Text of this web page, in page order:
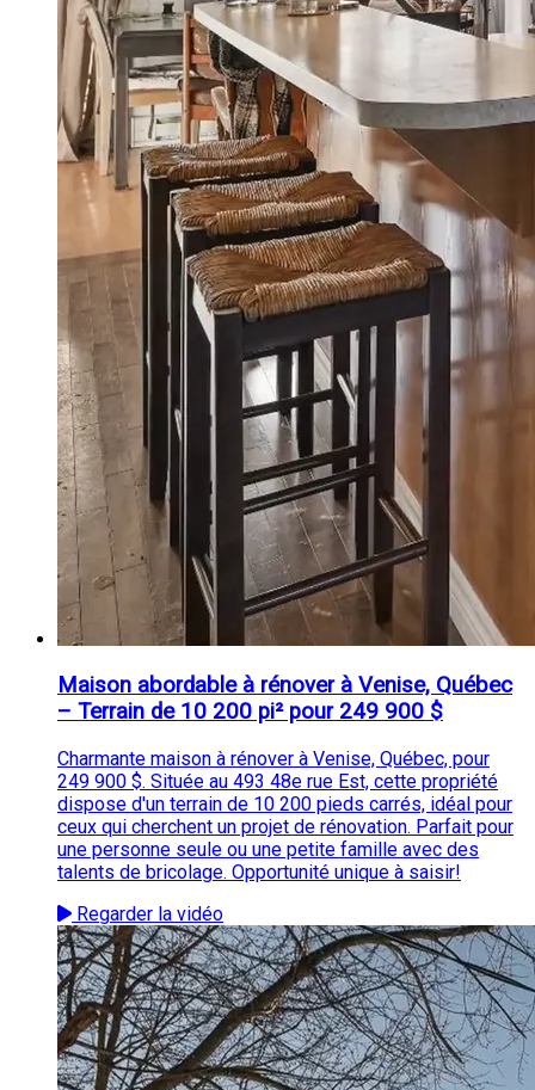
Maison abordable à rénover à Venise, Québec
– Terrain de 10 200 pi² pour 249 900 $
Charmante maison à rénover à Venise, Québec, pour
249 900 $. Située au 493 48e rue Est, cette propriété
dispose d'un terrain de 10 200 pieds carrés, idéal pour
ceux qui cherchent un projet de rénovation. Parfait pour
une personne seule ou une petite famille avec des
talents de bricolage. Opportunité unique à saisir!
Regarder la vidéo